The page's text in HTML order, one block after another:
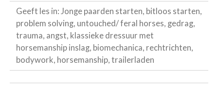
Geeft les in: Jonge paarden starten, bitloos starten,
problem solving, untouched/ feral horses, gedrag,
trauma, angst, klassieke dressuur met
horsemanship inslag, biomechanica, rechtrichten,
bodywork, horsemanship, trailerladen